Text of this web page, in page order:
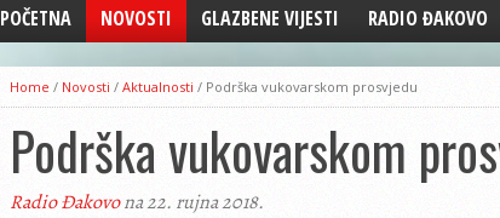
POČETNA NOVOSTI
AKTUALNOSTI
CRNA KRONIKA
POLITIKA
ZANIMLJIVOSTI
GOSPODARSTVO
GLAZBENE VIJESTI RADIO ĐAKOVO
MARKETING
Home / Novosti / Aktualnosti / Podrška vukovarskom prosvjedu
Podrška vukovarskom
Radio Đakovona 22. rujna 2018.